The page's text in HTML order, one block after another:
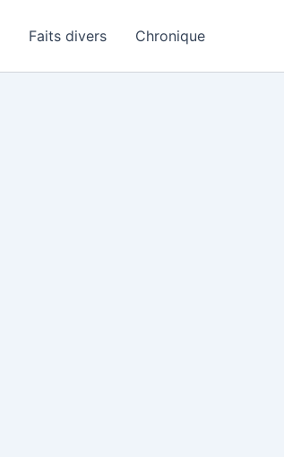
Faits divers Chronique